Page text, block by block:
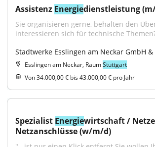
Assistenz Energiedienstleistung
Sie organisieren gerne, behalten den
interessieren sich für technische
Stadtwerke Esslingen am Neckar GmbH &
Esslingen am Neckar, RaumStuttgart
Von 34.000,00 € bis 43.000,00 € pro Jahr
Spezialist Energiewirtschaft /
Netzanschlüsse (w/m/d)